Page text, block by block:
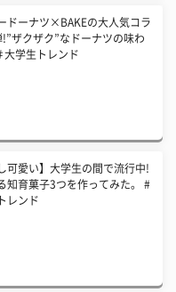
ドーナツ×BAKEの大人気コラ
!”ザクザク”なドーナツの味わ
大学生トレンド
可愛い】大学生の間で流行中!
知育菓子3つを作ってみた。 #
レンド